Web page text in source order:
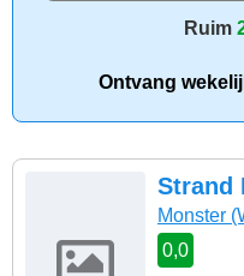
Ruim
Ontvang
Strand
Monster
0,0